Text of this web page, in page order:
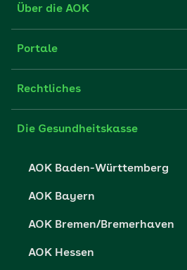
Formulare und Anträge
FAQ
Über die AOK
Struktur & Verwaltung
Partner der AOK
Portale
Fachportal für Arbeitgeber
Presse- und Politikportal
Vertriebspartner-Service
Rechtliches
Impressum
Die Gesundheitskasse
AOK Baden-Württemberg
AOK Bayern
AOK Bremen/Bremerhaven
AOK Hessen